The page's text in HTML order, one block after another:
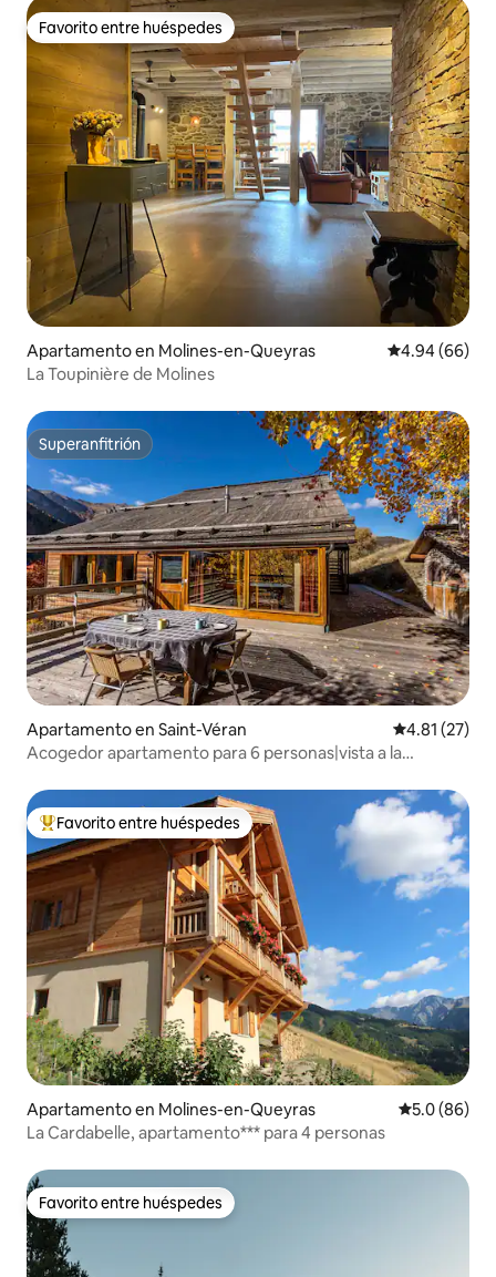
Favorito entre huéspedes
Favorito entre huéspedes
Apartamento en Molines-en-Queyras Calificación
4.94 (66)
La Toupinière de Molines
Superanfitrión
Superanfitrión
Apartamento en Saint-Véran Calificación
4.81 (27)
Acogedor apartamento para 6 personas|vista a la
Favorito entre huéspedes preferido
Favorito entre huéspedes
Apartamento en Molines-en-Queyras Calificación
5.0 (86)
La Cardabelle, apartamento*** para 4 personas
Favorito entre huéspedes
Favorito entre huéspedes